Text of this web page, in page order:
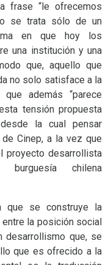
frase “le ofrecemos
se trata sólo de un
en que hoy los
una institución y una
que, aquello que
no solo satisface a la
además “parece
tensión propuesta
la cual pensar
Cinep, a la vez que
proyecto desarrollista
chilena
que se construye la
la posición social
desarrollismo que, se
que es ofrecido a la